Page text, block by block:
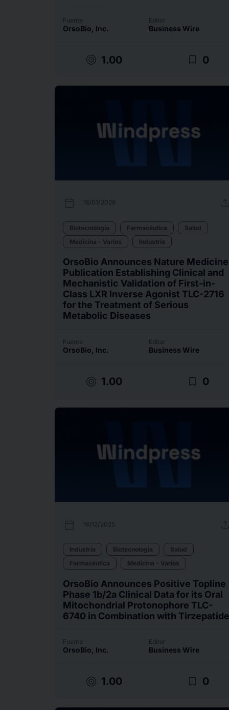
Fuente
OrsoBio, Inc.
Editor
Business Wire
target 1.00 bookmark_border 0
calendar_today 16/01/2026
Biotecnología Farmacéutica
Salud
Medicina - Varios
Industria
OrsoBio Announces Nature Medicine
Publication Establishing Clinical and
Mechanistic Validation of First-in-
Class LXR Inverse Agonist TLC-2716
for the Treatment of Serious
Metabolic Diseases
Fuente
OrsoBio, Inc.
Editor
Business Wire
target 1.00 bookmark_border 0
calendar_today 16/12/2025
Industria Biotecnología
Salud
Farmacéutica
Medicina - Varios
OrsoBio Announces Positive Topline
Phase 1b/2a Clinical Data for its Oral
Mitochondrial Protonophore TLC-
6740 in Combination with Tirzepatide
Fuente
OrsoBio, Inc.
Editor
Business Wire
target 1.00 bookmark_border 0